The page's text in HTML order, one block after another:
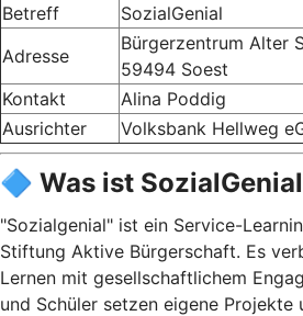
Betreff
SozialGenial
Adresse
Bürgerzentrum Alter
59494 Soest
Kontakt
Alina Poddig
Ausrichter
Volksbank Hellweg
🔷 Was ist
"Sozialgenial" ist ein Service-
Stiftung Aktive Bürgerschaft. Es
Lernen mit gesellschaftlichem
und Schüler setzen eigene Projekte